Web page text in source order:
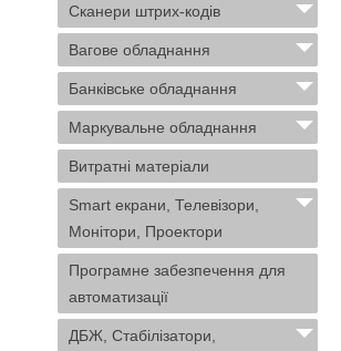
Сканери штрих-кодів
Вагове обладнання
Банківське обладнання
Маркувальне обладнання
Витратні матеріали
Smart екрани, Телевізори,
Монітори, Проектори
Програмне забезпечення для
автоматизації
ДБЖ, Стабілізатори,